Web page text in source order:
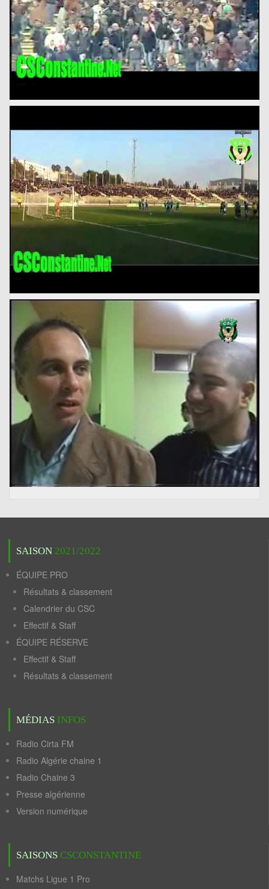
SAISON 2021/2022
ÉQUIPE PRO
Résultats & classement
Calendrier du CSC
Effectif & Staff
ÉQUIPE RÉSERVE
Effectif & Staff
Résultats & classement
MÉDIAS INFOS
Radio Cirta FM
Radio Algérie chaine 1
Radio Chaine 3
Presse algérienne
Version numérique
SAISONS CSCONSTANTINE
Matchs Ligue 1 Pro